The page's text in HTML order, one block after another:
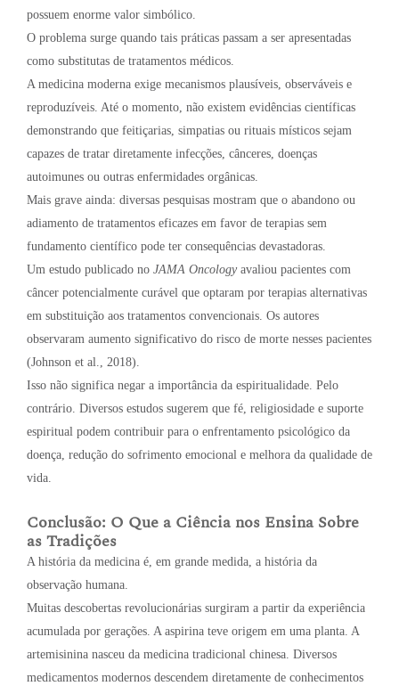
possuem enorme valor simbólico.
O problema surge quando tais práticas passam a ser apresentadas
como substitutas de tratamentos médicos.
A medicina moderna exige mecanismos plausíveis, observáveis e
reproduzíveis. Até o momento, não existem evidências científicas
demonstrando que feitiçarias, simpatias ou rituais místicos sejam
capazes de tratar diretamente infecções, cânceres, doenças
autoimunes ou outras enfermidades orgânicas.
Mais grave ainda: diversas pesquisas mostram que o abandono ou
adiamento de tratamentos eficazes em favor de terapias sem
fundamento científico pode ter consequências devastadoras.
Um estudo publicado no JAMA Oncologyavaliou pacientes com
câncer potencialmente curável que optaram por terapias alternativas
em substituição aos tratamentos convencionais. Os autores
observaram aumento significativo do risco de morte nesses pacientes
(Johnson et al., 2018).
Isso não significa negar a importância da espiritualidade. Pelo
contrário. Diversos estudos sugerem que fé, religiosidade e suporte
espiritual podem contribuir para o enfrentamento psicológico da
doença, redução do sofrimento emocional e melhora da qualidade de
vida.
Conclusão: O Que a Ciência nos Ensina Sobre
as Tradições
A história da medicina é, em grande medida, a história da
observação humana.
Muitas descobertas revolucionárias surgiram a partir da experiência
acumulada por gerações. A aspirina teve origem em uma planta. A
artemisinina nasceu da medicina tradicional chinesa. Diversos
medicamentos modernos descendem diretamente de conhecimentos